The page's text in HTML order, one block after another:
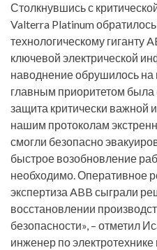
Столкнувшись с
Valterra Platinum
технологическому гиганту
ключевой электрической
наводнение обрушилось
главным приоритетом была
защита критически важной
нашим протоколам
смогли безопасно
быстрое возобновление
необходимо. Оперативное
экспертиза ABB сыграли
восстановлении
безопасности», – отметил
инженер по